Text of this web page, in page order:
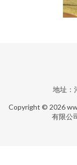
地址：
Copyright © 2026
有限公